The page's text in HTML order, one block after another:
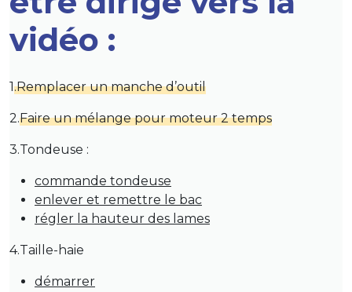
vidéo :
1.Remplacer un manche d’outil
2.Faire un mélange pour moteur 2 temps
3.Tondeuse :
commande tondeuse
enlever et remettre le bac
régler la hauteur des lames
4.Taille-haie
démarrer